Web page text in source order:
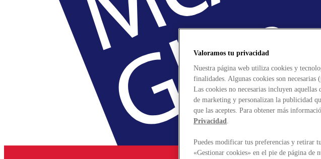
Valoramos tu privacidad
Nuestra página web utiliza cookies y
finalidades. Algunas cookies son
Las cookies no necesarias incluyen aquellas
de marketing y personalizan la publicidad
que las aceptes. Para obtener más
Privacidad.
Puedes modificar tus preferencias y retirar
«Gestionar cookies» en el pie de página de